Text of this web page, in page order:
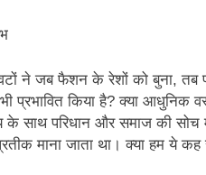
2 Years Ago
राम नाम
3 Years
विश्व
ने जब फैशन के रेशों को बुना, तब
भी प्रभावित किया है? क्या आधुनिक
साथ परिधान और समाज की सोच
माना जाता था। क्या हम ये